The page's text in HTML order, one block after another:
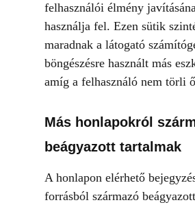
felhasználói élmény
használja fel. Ezen sütik
maradnak a látogató
böngészésre használt más
amíg a felhasználó nem törli
Más honlapokról
beágyazott tartalmak
A honlapon elérhető
forrásból származó